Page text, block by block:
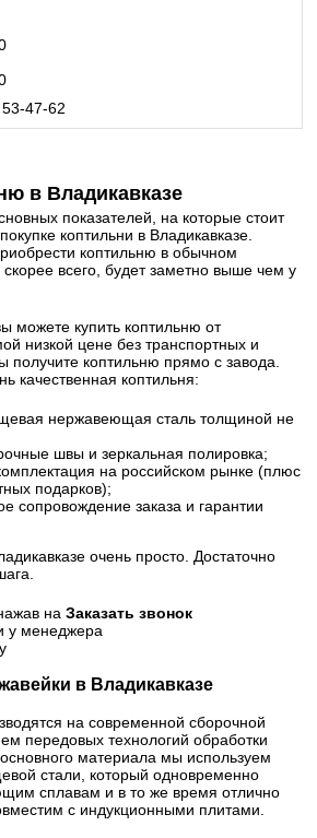
47-62
в Владикавказе
показателей, на которые стоит
коптильни в Владикавказе.
коптильню в обычном
всего, будет заметно выше чем у
можете купить коптильню от
низкой цене без транспортных и
получите коптильню прямо с завода.
качественная коптильня:
нержавеющая сталь толщиной не
швы и зеркальная полировка;
на российском рынке (плюс
подарков);
сопровождение заказа и гарантии
очень просто. Достаточно
наЗаказать звонок
у менеджера
в Владикавказе
на современной сборочной
передовых технологий обработки
материала мы используем
стали, который одновременно
сплавам и в то же время отлично
с индукционными плитами.